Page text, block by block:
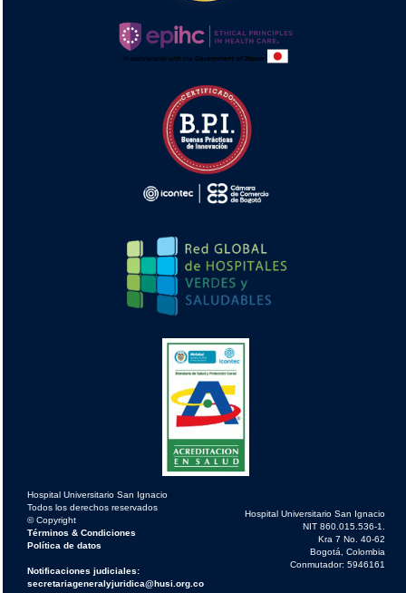
Hospital Universitario San Ignacio
Todos los derechos reservados
© Copyright
Términos & Condiciones
Política de datos
Notificaciones judiciales:
secretariageneralyjuridica@husi.org.co
Hospital Universitario San Ignacio
NIT 860.015.536-1.
Kra 7 No. 40-62
Bogotá, Colombia
Conmutador: 5946161